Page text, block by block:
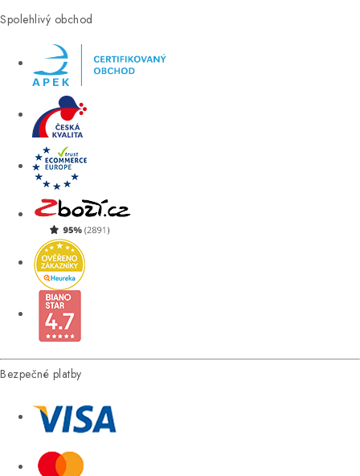
Spolehlivý obchod
Bezpečné platby
Moje objednávka